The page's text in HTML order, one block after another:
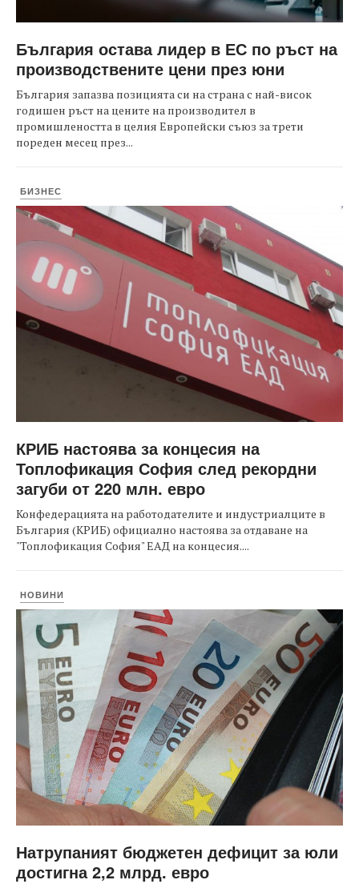
България остава лидер в ЕС по ръст на
производствените цени през юни
България запазва позицията си на страна с най-висок
годишен ръст на цените на производител в
промишлеността в целия Европейски съюз за трети
пореден месец през...
БИЗНЕС
КРИБ настоява за концесия на
Топлофикация София след рекордни
загуби от 220 млн. евро
Конфедерацията на работодателите и индустриалците в
България (КРИБ) официално настоява за отдаване на
"Топлофикация София" ЕАД на концесия....
НОВИНИ
Натрупаният бюджетен дефицит за юли
достигна 2,2 млрд. евро